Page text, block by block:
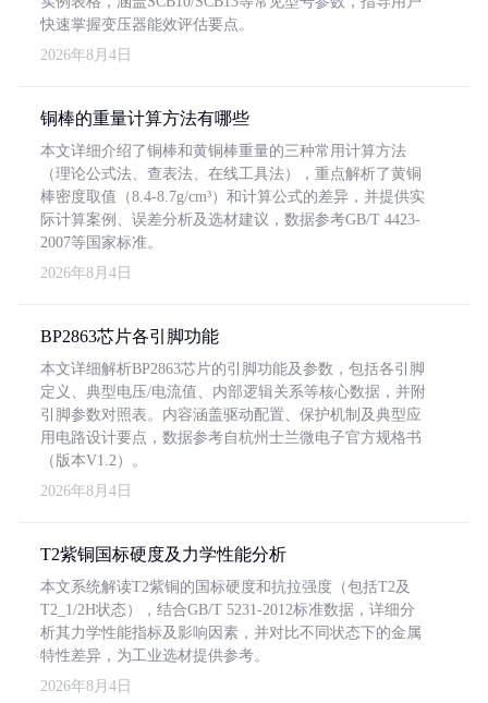
快速掌握变压器能效评估要点。
2026年8月4日
铜棒的重量计算方法有哪些
本文详细介绍了铜棒和黄铜棒重量的三种常用计算方法
（理论公式法、查表法、在线工具法），重点解析了黄铜
棒密度取值（8.4-8.7g/cm³）和计算公式的差异，并提供实
际计算案例、误差分析及选材建议，数据参考GB/T 4423-
2007等国家标准。
2026年8月4日
BP2863芯片各引脚功能
本文详细解析BP2863芯片的引脚功能及参数，包括各引脚
定义、典型电压/电流值、内部逻辑关系等核心数据，并附
引脚参数对照表。内容涵盖驱动配置、保护机制及典型应
用电路设计要点，数据参考自杭州士兰微电子官方规格书
（版本V1.2）。
2026年8月4日
T2紫铜国标硬度及力学性能分析
本文系统解读T2紫铜的国标硬度和抗拉强度（包括T2及
T2_1/2H状态），结合GB/T 5231-2012标准数据，详细分
析其力学性能指标及影响因素，并对比不同状态下的金属
特性差异，为工业选材提供参考。
2026年8月4日